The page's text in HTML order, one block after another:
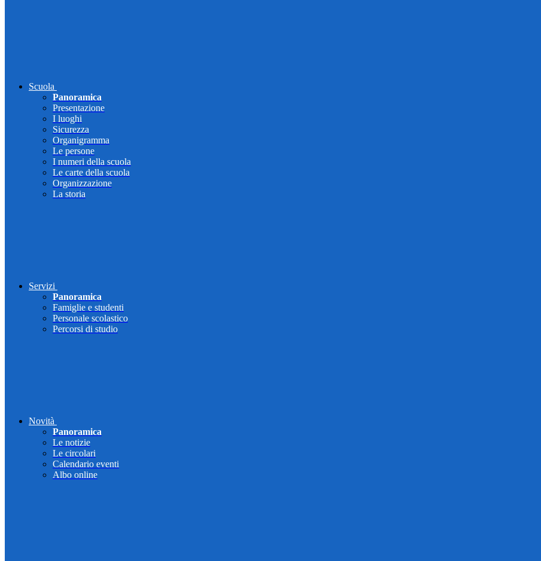
Scuola
Panoramica
Presentazione
I luoghi
Sicurezza
Organigramma
Le persone
I numeri della scuola
Le carte della scuola
Organizzazione
La storia
Servizi
Panoramica
Famiglie e studenti
Personale scolastico
Percorsi di studio
Novità
Panoramica
Le notizie
Le circolari
Calendario eventi
Albo online